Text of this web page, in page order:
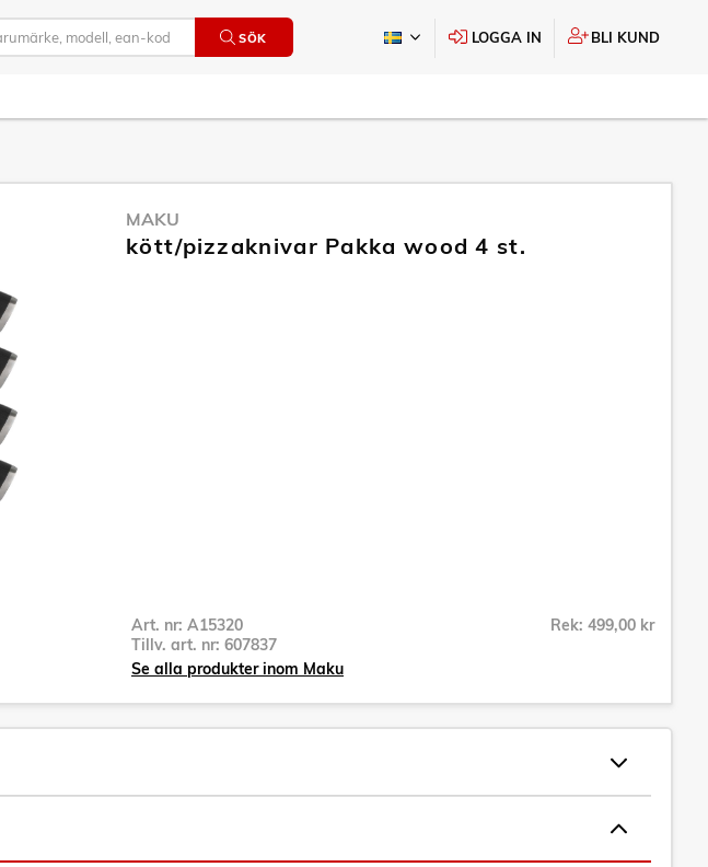
SÖK LOGGA IN BLI KUND
MAKU
kött/pizzaknivar Pakka wood 4 st.
Art. nr: A15320
Tillv. art. nr: 607837
Rek: 499,00 kr
Se alla produkter inom Maku